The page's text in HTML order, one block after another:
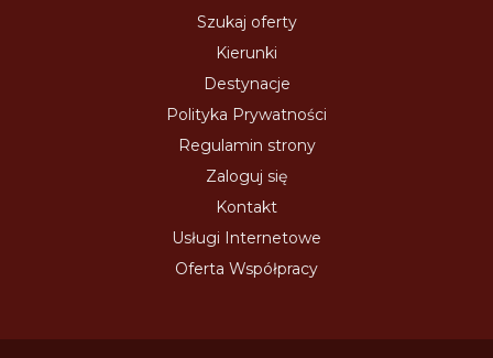
Szukaj oferty
Kierunki
Destynacje
Polityka Prywatności
Regulamin strony
Zaloguj się
Kontakt
Usługi Internetowe
Oferta Współpracy